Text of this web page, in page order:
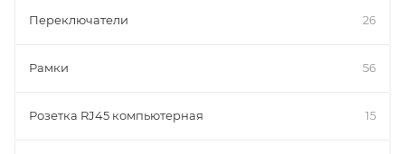
Переключатели 26
Рамки 56
Розетка RJ45 компьютерная 15